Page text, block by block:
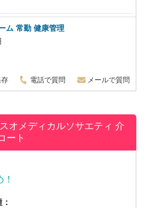
ム 常勤 健康管理
電話で質問 メールで質問
オメディカルソサエティ介
ート
！